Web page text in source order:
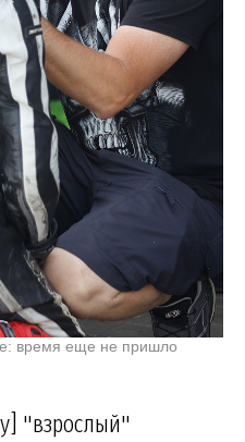
время еще не пришло
"взрослый"